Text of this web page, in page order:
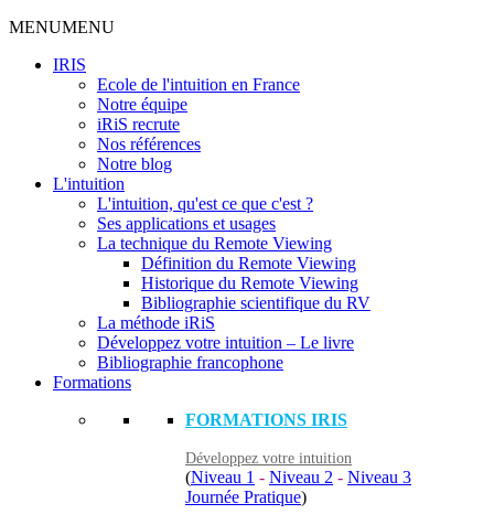
MENUMENU
IRIS
Ecole de l'intuition en France
Notre équipe
iRiS recrute
Nos références
Notre blog
L'intuition
L'intuition, qu'est ce que c'est ?
Ses applications et usages
La technique du Remote Viewing
Définition du Remote Viewing
Historique du Remote Viewing
Bibliographie scientifique du RV
La méthode iRiS
Développez votre intuition – Le livre
Bibliographie francophone
Formations
FORMATIONS IRIS
Développez votre intuition
(Niveau 1 - Niveau 2 - Niveau 3
Journée Pratique)